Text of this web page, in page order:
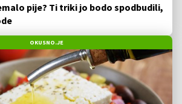
pije? Ti triki jo bodo spodbudili,
OKUSNO.JE